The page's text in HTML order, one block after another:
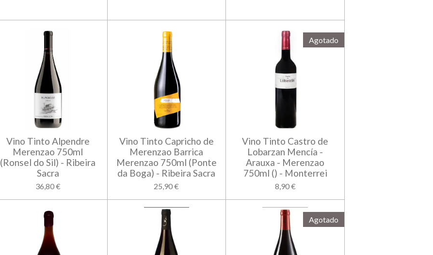
Vino Tinto Alpendre
Merenzao 750ml
(Ronsel do Sil) - Ribeira
Sacra
36,80 €
Vino Tinto Capricho de
Merenzao Barrica
Merenzao 750ml (Ponte
da Boga) - Ribeira Sacra
25,90 €
Agotado
Vino Tinto Castro de
Lobarzan Mencía -
Arauxa - Merenzao
750ml () - Monterrei
8,90 €
Agotado